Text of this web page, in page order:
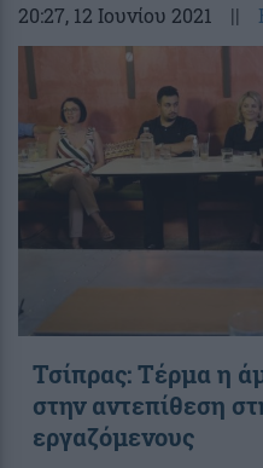
20:27, 12 Ιουνίου 2021 ||
Τσίπρας: Τέρμα η
στην αντεπίθεση
εργαζόμενους